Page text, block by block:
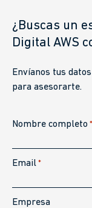
¿Buscas un
Digital AWS
Envíanos tus
para asesorarte.
Nombre completo *
Email *
Empresa